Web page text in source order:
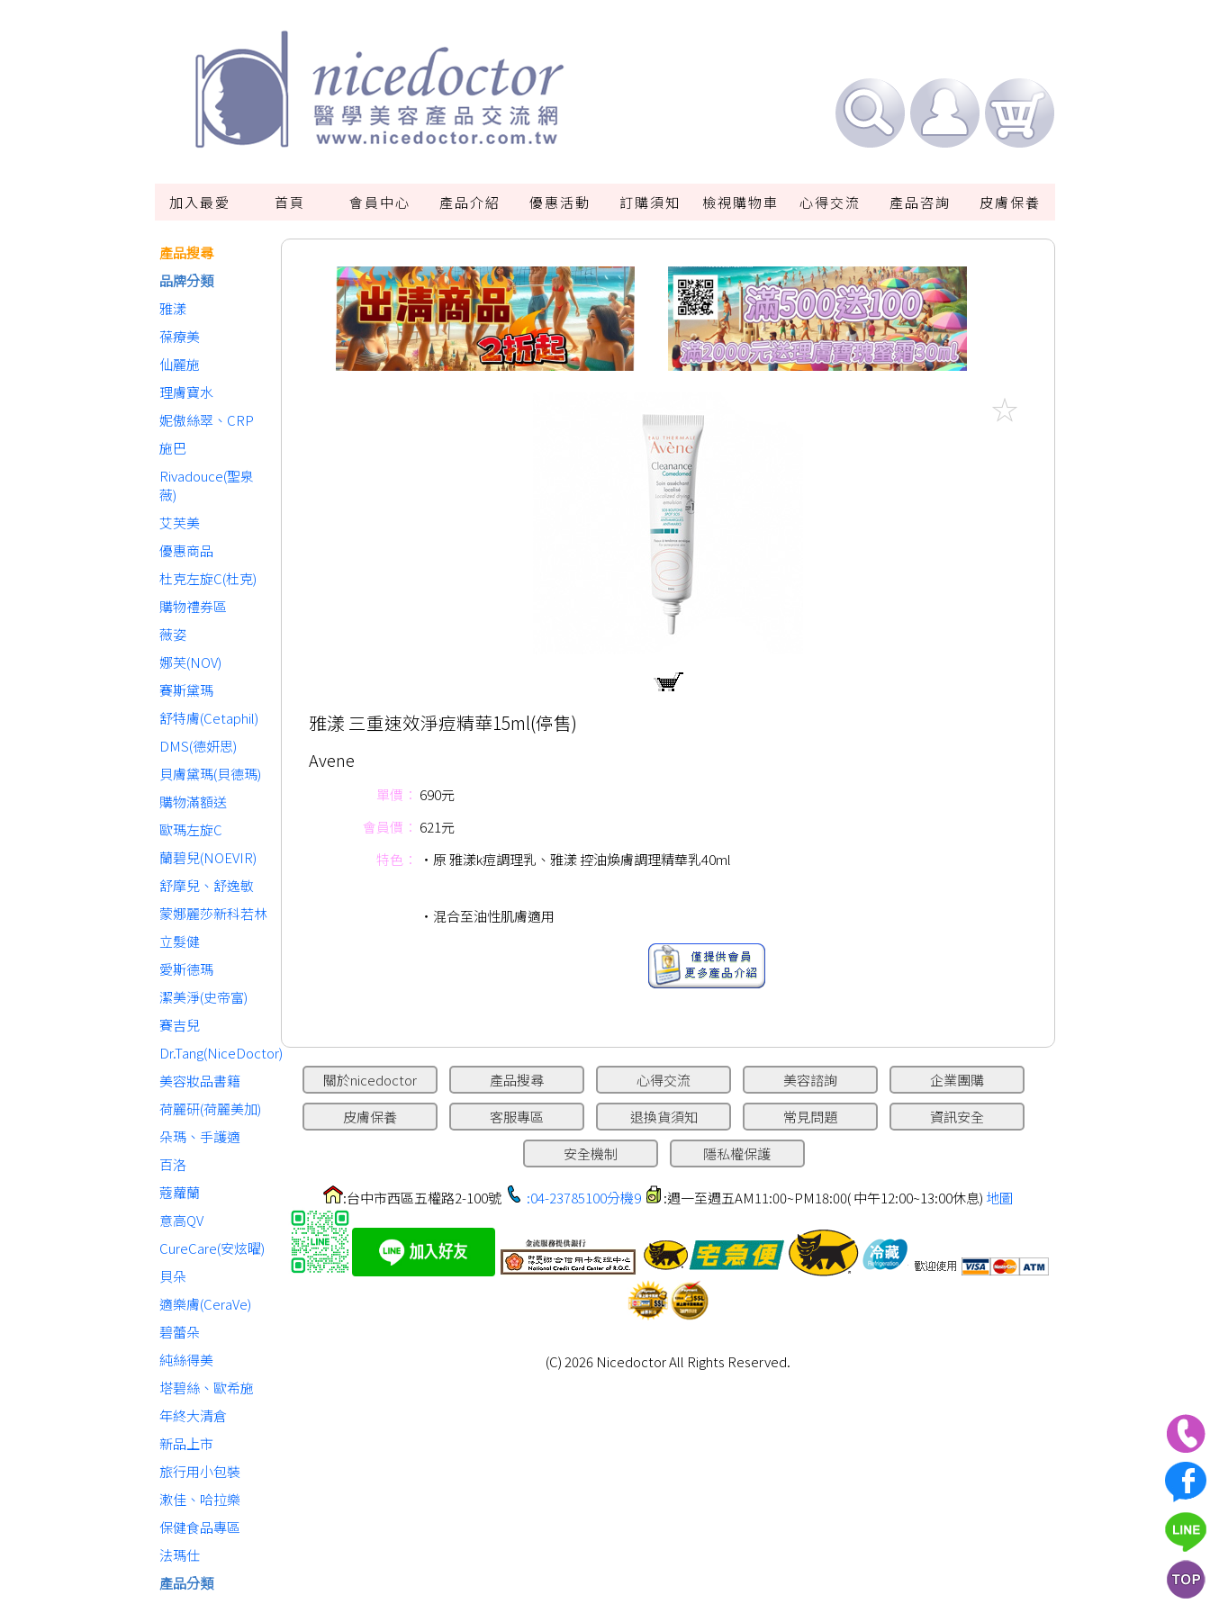
加入最愛 首頁 會員中心 產品介紹 優惠活動 訂購須知 檢視購物車 心得交流 產品咨詢 皮膚保養
產品搜尋
品牌分類
雅漾
葆療美
仙麗施
理膚寶水
妮傲絲翠、CRP
施巴
Rivadouce(聖泉
薇)
艾芙美
優惠商品
杜克左旋C(杜克)
購物禮券區
薇姿
娜芙(NOV)
賽斯黛瑪
舒特膚(Cetaphil)
DMS(德妍思)
貝膚黛瑪(貝德瑪)
購物滿額送
歐瑪左旋C
蘭碧兒(NOEVIR)
舒摩兒、舒逸敏
蒙娜麗莎新科若林
立髮健
愛斯德瑪
潔美淨(史帝富)
賽吉兒
Dr.Tang(NiceDoctor)
美容妝品書籍
荷麗研(荷麗美加)
朵瑪、手護適
百洛
蔻蘿蘭
意高QV
CureCare(安炫曜)
貝朵
適樂膚(CeraVe)
碧蕾朵
純絲得美
塔碧絲、歐希施
年終大清倉
新品上市
旅行用小包裝
漱佳、哈拉樂
保健食品專區
法瑪仕
產品分類
雅漾 三重速效淨痘精華15ml(停售)
Avene
單價： 690元
會員價： 621元
特色：
‧原 雅漾k痘調理乳、雅漾 控油煥膚調理精華乳40ml
‧混合至油性肌膚適用
關於nicedoctor 產品搜尋 心得交流 美容諮詢
企業團購
皮膚保養
客服專區 退換貨須知 常見問題
資訊安全
安全機制
隱私權保護
:台中市西區五權路2-100號 :04-23785100分機9 :週一至週五AM11:00~PM18:00( 中午12:00~13:00休息) 地圖
(C) 2026 Nicedoctor All Rights Reserved.